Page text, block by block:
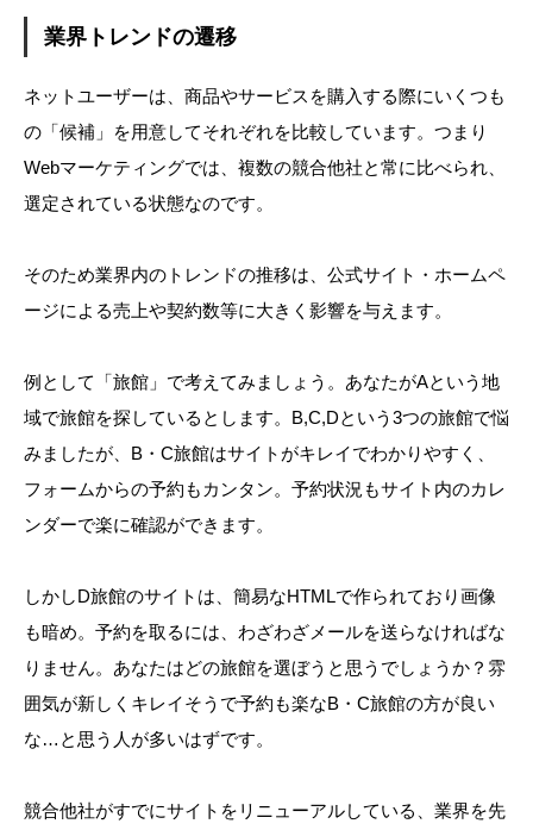
業界トレンドの遷移
ネットユーザーは、商品やサービスを購入する際にいくつも
の「候補」を用意してそれぞれを比較しています。つまり
Webマーケティングでは、複数の競合他社と常に比べられ、
選定されている状態なのです。
そのため業界内のトレンドの推移は、公式サイト・ホームペ
ージによる売上や契約数等に大きく影響を与えます。
例として「旅館」で考えてみましょう。あなたがAという地
域で旅館を探しているとします。B,C,Dという3つの旅館で悩
みましたが、B・C旅館はサイトがキレイでわかりやすく、
フォームからの予約もカンタン。予約状況もサイト内のカレ
ンダーで楽に確認ができます。
しかしD旅館のサイトは、簡易なHTMLで作られており画像
も暗め。予約を取るには、わざわざメールを送らなければな
りません。あなたはどの旅館を選ぼうと思うでしょうか？雰
囲気が新しくキレイそうで予約も楽なB・C旅館の方が良い
な…と思う人が多いはずです。
競合他社がすでにサイトをリニューアルしている、業界を先